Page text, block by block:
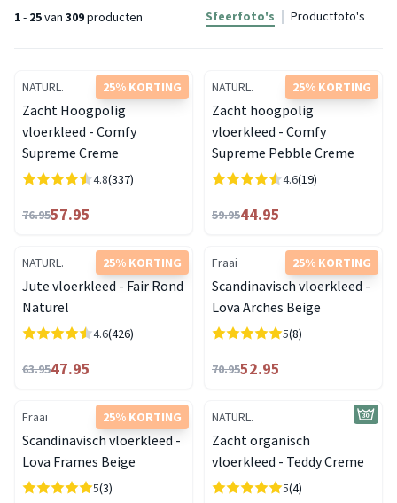
1- 25van 309producten Sfeerfoto's Productfoto's
25% KORTING
NATURL.
Zacht Hoogpolig
vloerkleed - Comfy
Supreme Creme
4.8(337)
76.9557.95
25% KORTING
NATURL.
Zacht hoogpolig
vloerkleed - Comfy
Supreme Pebble Creme
4.6(19)
59.9544.95
25% KORTING
NATURL.
Jute vloerkleed - Fair Rond
Naturel
4.6(426)
63.9547.95
25% KORTING
Fraai
Scandinavisch vloerkleed -
Lova Arches Beige
5(8)
70.9552.95
25% KORTING
Fraai
Scandinavisch vloerkleed -
Lova Frames Beige
5(3)
NATURL.
Zacht organisch
vloerkleed - Teddy Creme
5(4)